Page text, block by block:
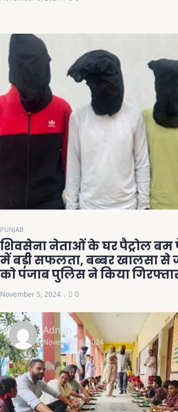
PUNJAB
शिवसेना नेताओं के घर पैट्रोल
में बड़ी सफलता, बब्बर खालसा से
को पंजाब पुलिस ने किया
November 5, 2024 0
Admin
November 6, 2024